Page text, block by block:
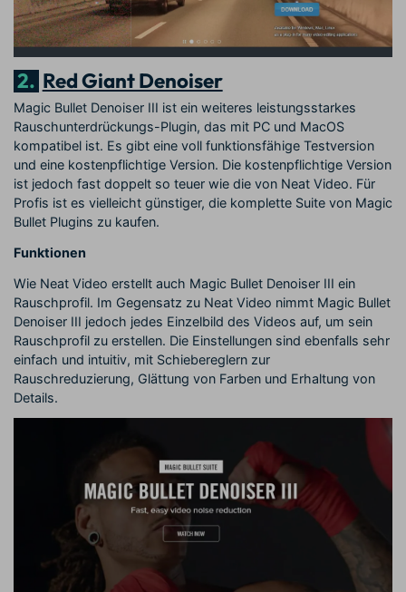
2. Red Giant Denoiser
Magic Bullet Denoiser III ist ein weiteres leistungsstarkes
Rauschunterdrückungs-Plugin, das mit PC und MacOS
kompatibel ist. Es gibt eine voll funktionsfähige Testversion
und eine kostenpflichtige Version. Die kostenpflichtige Version
ist jedoch fast doppelt so teuer wie die von Neat Video. Für
Profis ist es vielleicht günstiger, die komplette Suite von Magic
Bullet Plugins zu kaufen.
Funktionen
Wie Neat Video erstellt auch Magic Bullet Denoiser III ein
Rauschprofil. Im Gegensatz zu Neat Video nimmt Magic Bullet
Denoiser III jedoch jedes Einzelbild des Videos auf, um sein
Rauschprofil zu erstellen. Die Einstellungen sind ebenfalls sehr
einfach und intuitiv, mit Schiebereglern zur
Rauschreduzierung, Glättung von Farben und Erhaltung von
Details.